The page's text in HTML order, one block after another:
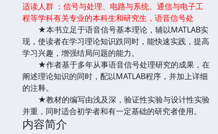
适读人群 ：信号与处理、电路与系统、通信与电子工
程等学科有关专业的本科生和研究生，语音信号处
★本书立足于语音信号基本理论，辅以MATLAB实
现，使读者在学习理论知识跌同时，能快速实践，提高
学习兴趣，增强结局问题的能力。
★作者基于多年从事语音信号处理研究的成果，在
阐述理论知识的同时，配以MATLAB程序，并加上详细
的注释。
★教材的编写由浅及深，验证性实验与设计性实验
并重，同时适合初学者和有一定基础的研究者使用。
内容简介